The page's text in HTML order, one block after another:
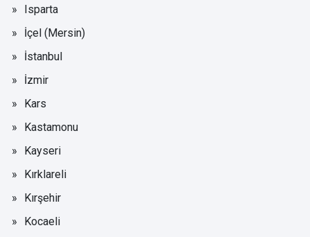
Isparta
İçel (Mersin)
İstanbul
İzmir
Kars
Kastamonu
Kayseri
Kırklareli
Kırşehir
Kocaeli